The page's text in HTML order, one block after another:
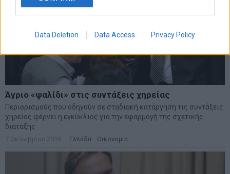
Data Deletion Data Access Privacy Policy
Άγριο «ψαλίδι» στις συντάξεις χηρείας
Περιορισμούς που οδηγούν σε σταδιακή κατάργηση τις συντάξεις
χηρείας φέρνει η εγκύκλιος για την εφαρμογή της σχετικής
διάταξης
7 Οκτωβρίου 2016 Ελλάδα Οικονομία